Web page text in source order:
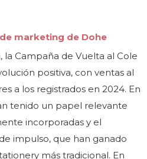
marketing de Dohe
la Campaña de Vuelta al Cole
positiva, con ventas al
a los registrados en 2024. En
tenido un papel relevante
incorporadas y el
impulso, que han ganado
más tradicional. En